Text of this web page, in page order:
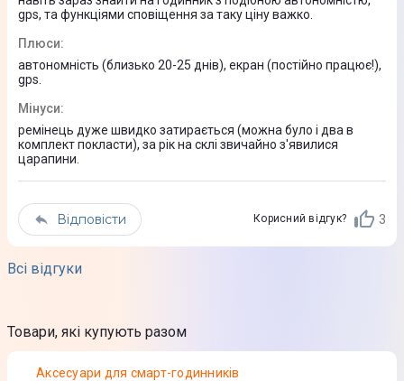
Датчик світла
Гироскоп
Датчик прискорення
Інтерфейси та підключення
Bluetooth 4.0
GPS
Так
Aвтономність
Li-Pol
Ємність акумулятора
gps, та функціями сповіщення за таку ціну важко.
Плюси:
автономність (близько 20-25 днів), екран (постійно працює!),
gps.
Мінуси:
ремінець дуже швидко затирається (можна було і два в
комплект покласти), за рік на склі звичайно з'явилися
царапини.
Відповісти Корисний відгук? 3
Всі відгуки
Товари, які купують разом
Аксесуари для смарт-годинників